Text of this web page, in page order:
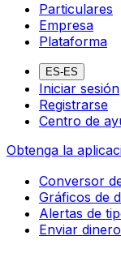
Particulares
Empresa
Plataforma
ES-ES
Iniciar sesión
Registrarse
Centro de
Obtenga la
Conversor
Gráficos de
Alertas de
Enviar dinero